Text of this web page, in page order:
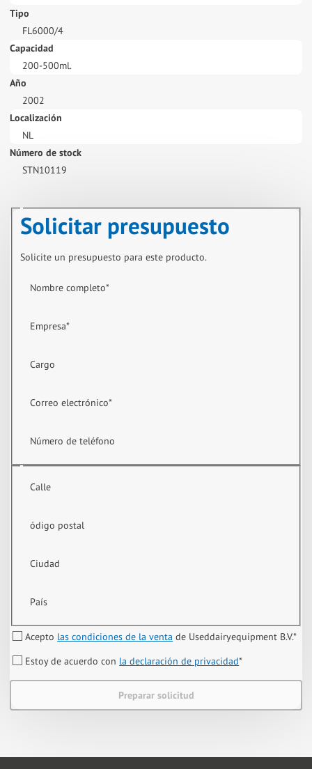
Tipo
FL6000/4
Capacidad
200-500ml.
Año
2002
Localización
NL
Número de stock
STN10119
Solicitar presupuesto
Solicite un presupuesto para este producto.
Nombre completo*
Empresa*
Cargo
Correo electrónico*
Número de teléfono
Calle
ódigo postal
Ciudad
País
Acepto las condiciones de la venta de Useddairyequipment B.V.*
Estoy de acuerdo con la declaración de privacidad*
Preparar solicitud